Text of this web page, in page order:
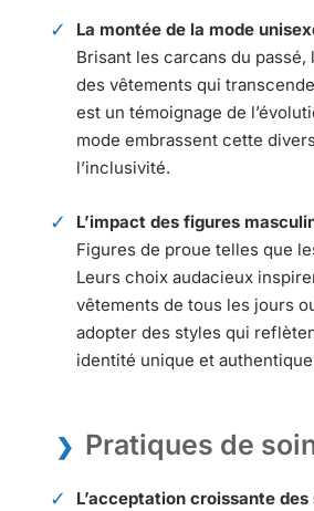
La montée de la mode
Brisant les carcans du
des vêtements qui
est un témoignage de
mode embrassent cette
l’inclusivité.
L’impact des figures
Figures de proue telles que
Leurs choix audacieux
vêtements de tous les jours
adopter des styles qui
identité unique et
Pratiques de
L’acceptation croissante